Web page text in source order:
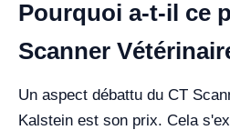
Pourquoi a-t-il ce
Scanner
Un aspect débattu du CT
Kalstein est son prix. Cela